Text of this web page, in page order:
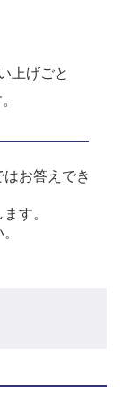
上げごと
お答えでき
す。